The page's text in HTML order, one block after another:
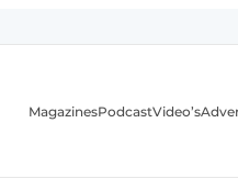
MagazinesPodcastVideo’s